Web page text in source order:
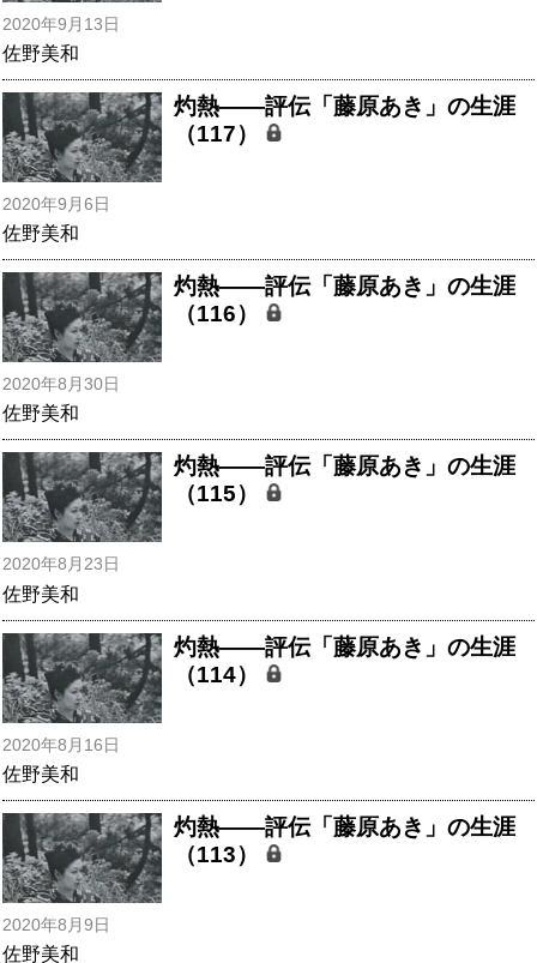
2020年9月13日
佐野美和
灼熱――評伝「藤原あき」の生涯
（117）
2020年9月6日
佐野美和
灼熱――評伝「藤原あき」の生涯
（116）
2020年8月30日
佐野美和
灼熱――評伝「藤原あき」の生涯
（115）
2020年8月23日
佐野美和
灼熱――評伝「藤原あき」の生涯
（114）
2020年8月16日
佐野美和
灼熱――評伝「藤原あき」の生涯
（113）
2020年8月9日
佐野美和